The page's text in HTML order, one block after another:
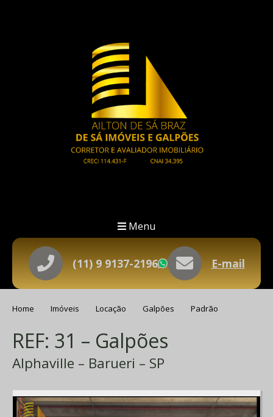
Menu
(11) 9 9137-2196 WhatsApp
E-mail
Home Imóveis Locação Galpões Padrão
REF: 31 – Galpões
Alphaville – Barueri – SP